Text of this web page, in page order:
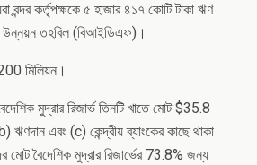
বন্দর কর্তৃপক্ষকে ৫ হাজার ৪১৭ কোটি টাকা ঋণ
উন্নয়ন তহবিল (বিআইডিএফ)।
মিলিয়ন।
মুদ্রার রিজার্ভ তিনটি খাতে মোট $35.8
ঋণদান এবং (c) কেন্দ্রীয় ব্যাংকের কাছে থাকা
মোট বৈদেশিক মুদ্রার রিজার্ভের 73.8% জন্য